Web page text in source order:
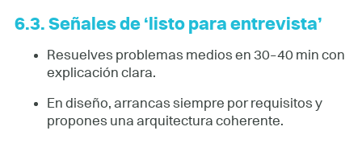
6.3. Señales de ‘listo para entrevista’
Resuelves problemas medios en 30–40 min con
explicación clara.
En diseño, arrancas siempre por requisitos y
propones una arquitectura coherente.